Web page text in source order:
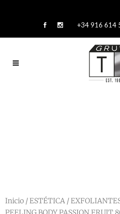
+34 916 614
Inicio /ESTÉTICA /